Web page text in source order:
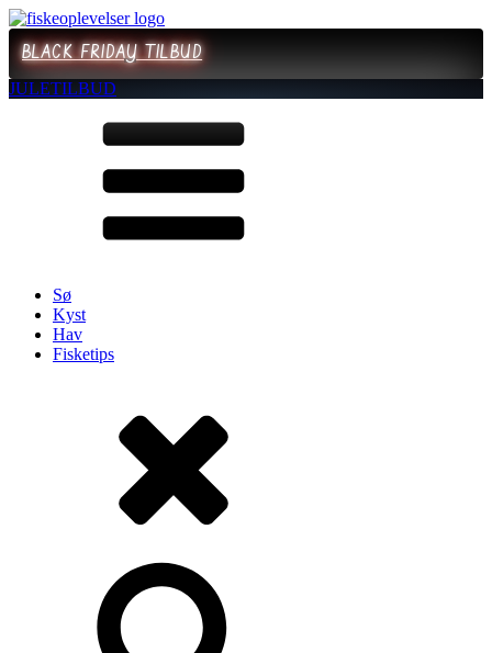
BLACK FRIDAY TILBUD
JULETILBUD
Sø
Kyst
Hav
Fisketips